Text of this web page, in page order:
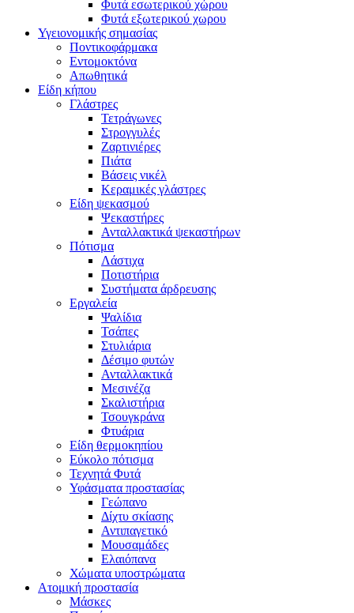
Φυτά εσωτερικού χώρου
Φυτά εξωτερικού χωρου
Υγειονομικής σημασίας
Ποντικοφάρμακα
Εντομοκτόνα
Απωθητικά
Είδη κήπου
Γλάστρες
Τετράγωνες
Στρογγυλές
Ζαρτινιέρες
Πιάτα
Βάσεις νικέλ
Κεραμικές γλάστρες
Είδη ψεκασμού
Ψεκαστήρες
Ανταλλακτικά ψεκαστήρων
Πότισμα
Λάστιχα
Ποτιστήρια
Συστήματα άρδρευσης
Εργαλεία
Ψαλίδια
Τσάπες
Στυλιάρια
Δέσιμο φυτών
Ανταλλακτικά
Μεσινέζα
Σκαλιστήρια
Τσουγκράνα
Φτυάρια
Είδη θερμοκηπίου
Εύκολο πότισμα
Τεχνητά Φυτά
Υφάσματα προστασίας
Γεώπανο
Δίχτυ σκίασης
Αντιπαγετικό
Μουσαμάδες
Ελαιόπανα
Χώματα υποστρώματα
Ατομική προστασία
Μάσκες